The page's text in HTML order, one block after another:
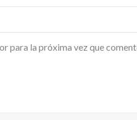
para la próxima vez que